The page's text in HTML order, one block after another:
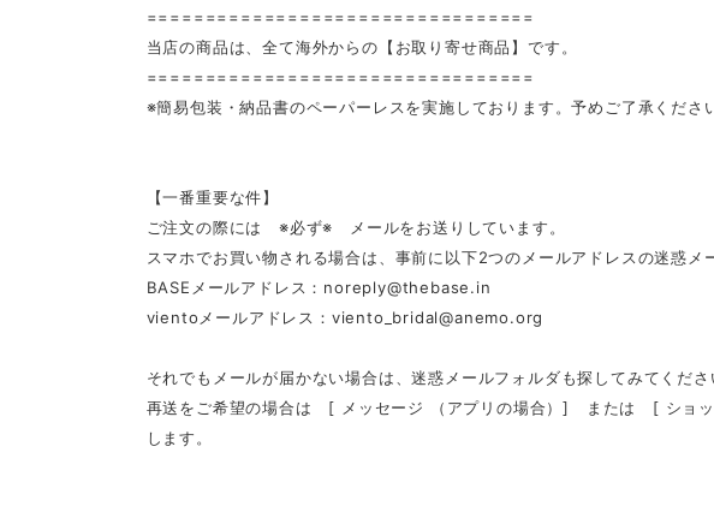
=================================
当店の商品は、全て海外からの【お取り寄せ商品】です。
=================================
※簡易包装・納品書のペーパーレスを実施しております。予めご了承くださ
【一番重要な件】
ご注文の際には ※必ず※ メールをお送りしています。
スマホでお買い物される場合は、事前に以下2つのメールアドレスの迷惑メ
BASEメールアドレス： noreply@thebase.in
vientoメールアドレス： viento_bridal@anemo.org
それでもメールが届かない場合は、迷惑メールフォルダも探してみてくださ
再送をご希望の場合は [ メッセージ （アプリの場合）] または [ ショ
します。